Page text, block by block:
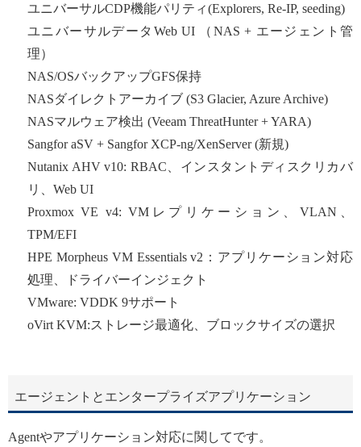
ユニバーサルCDP機能パリティ(Explorers, Re-IP, seeding)
ユニバーサルデータWeb UI （NAS + エージェント管
理）
NAS/OSバックアップGFS保持
NASダイレクトアーカイブ (S3 Glacier, Azure Archive)
NASマルウェア検出 (Veeam ThreatHunter + YARA)
Sangfor aSV + Sangfor XCP-ng/XenServer (新規)
Nutanix AHV v10: RBAC、インスタントディスクリカバ
リ、Web UI
Proxmox VE v4: VMレプリケーション、VLAN、
TPM/EFI
HPE Morpheus VM Essentials v2：アプリケーション対応
処理、ドライバーインジェクト
VMware: VDDK 9サポート
oVirt KVM:ストレージ最適化、ブロックサイズの選択
エージェントとエンタープライズアプリケーション
Agentやアプリケーション対応に関してです。